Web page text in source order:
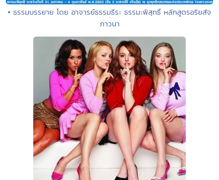
• ธรรมบรรยาย โดย อาจารย์ธรรมธีระ ธรรมะพิสุทธิ์ หลักสูตรอริยสัจ
ภาวนา